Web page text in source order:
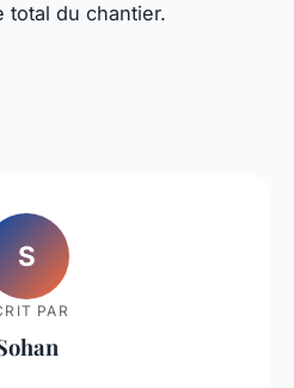
total du chantier.
S
PAR